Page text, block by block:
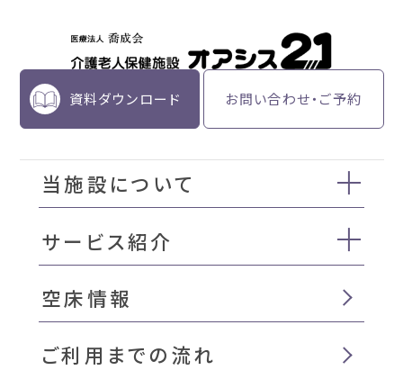
資料ダウンロード お問い合わせ・ご予約
当施設について
サービス紹介
空床情報
ご利用までの流れ